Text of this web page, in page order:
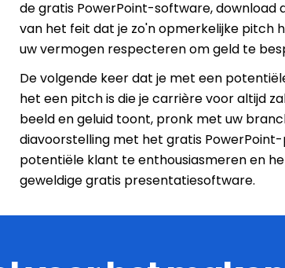
de gratis PowerPoint-software, download
van het feit dat je zo'n opmerkelijke pitch
uw vermogen respecteren om geld te
De volgende keer dat je met een
het een pitch is die je carrière voor altijd
beeld en geluid toont, pronk met uw
diavoorstelling met het gratis
potentiële klant te enthousiasmeren en
geweldige gratis presentatiesoftware.